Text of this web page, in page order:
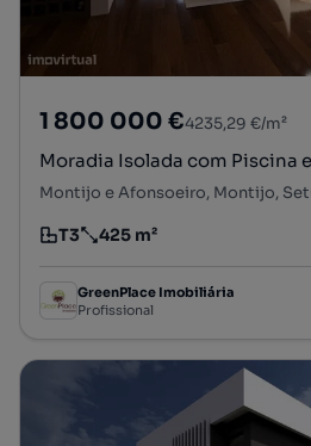
1 800 000 €4235,29 €/m²
Moradia Isolada com Piscina
Montijo e Afonsoeiro, Montijo,
Tipologia
T3
Preço por metro quadrado
425 m²
GreenPlace Imobiliária
Profissional